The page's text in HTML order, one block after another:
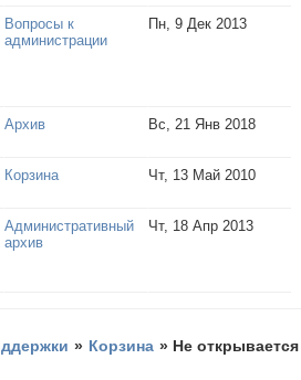
Вопросы к
администрации
Пн, 9 Дек 2013
Архив Вс, 21 Янв 2018
Корзина Чт, 13 Май 2010
Административный
архив
Чт, 18 Апр 2013
» Корзина » Не открывается